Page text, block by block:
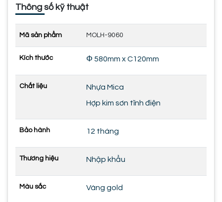
Thông số kỹ thuật
Mã sản phẩm MOLH-9060
Kích thước Φ 580mm x C120mm
Chất liệu
Nhựa Mica
Hợp kim sơn tĩnh điện
Bảo hành 12 tháng
Thương hiệu Nhập khẩu
Màu sắc Vàng gold